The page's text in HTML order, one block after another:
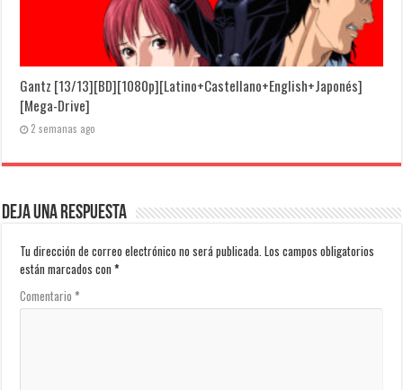
Gantz [13/13][BD][1080p][Latino+Castellano+English+Japonés]
[Mega-Drive]
2 semanas ago
Deja una respuesta
Tu dirección de correo electrónico no será publicada. Los campos obligatorios
están marcados con*
Comentario*